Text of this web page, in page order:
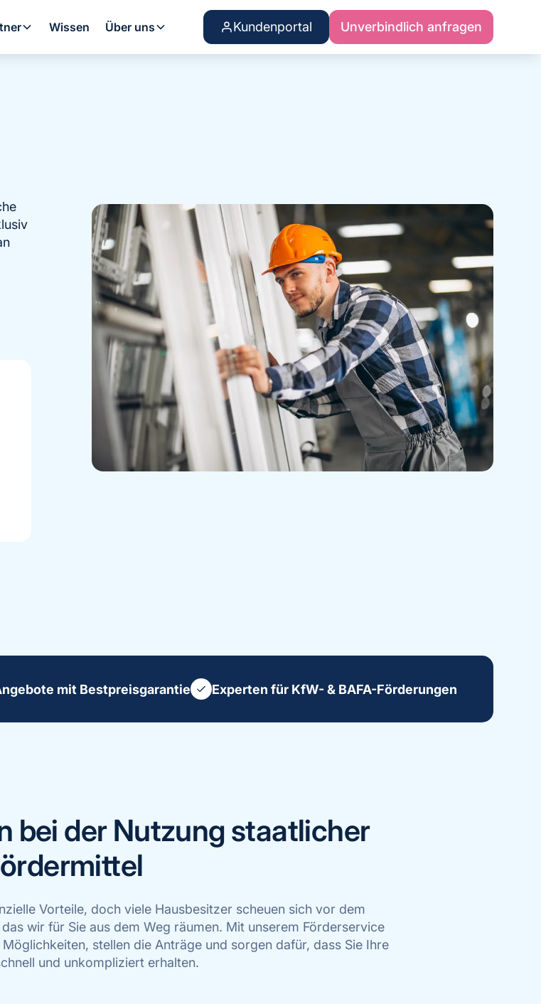
Wissen Über uns Kundenportal Unverbindlich anfragen
mit Bestpreisgarantie Experten für KfW- & BAFA-Förderungen
bei der Nutzung staatlicher
Vorteile, doch viele Hausbesitzer scheuen sich vor dem
wir für Sie aus dem Weg räumen. Mit unserem Förderservice
stellen die Anträge und sorgen dafür, dass Sie Ihre
und unkompliziert erhalten.